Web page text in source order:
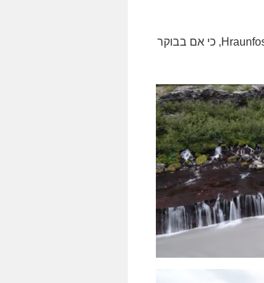
ראשית הליכה קלה לזוג מפלים השונים בתכלית זה מזה: Barnafossar ו-Hraunfossar, כי אם בבוקר